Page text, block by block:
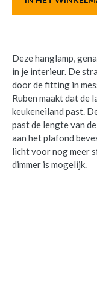
Deze hanglamp,
in je interieur. De
door de fitting in
Ruben maakt dat de
keukeneiland past.
past de lengte van
aan het plafond
licht voor nog meer
dimmer is mogelijk.